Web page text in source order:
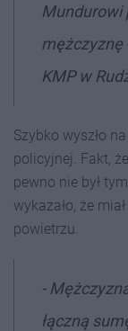
Mundurowi
mężczyznę
KMP w
Szybko wyszło
policyjnej. Fakt,
pewno nie był
wykazało, że
powietrzu.
-
łączną